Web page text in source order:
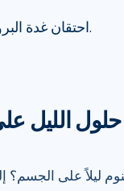
احتقان غدة البروستات.
حلول الليل
ليلاً على الجسم؟